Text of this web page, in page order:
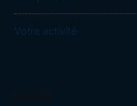
Votre activité